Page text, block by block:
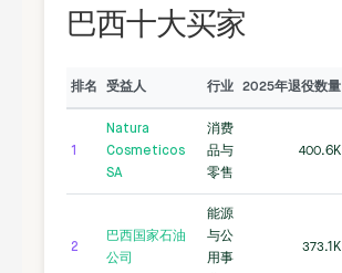
巴西十大买家
排名 受益人 行业 2025年退役数量
1
Natura
Cosmeticos
SA
消费
品与
零售
400.6K
2
巴西国家石油
公司
能源
与公
用事
373.1K